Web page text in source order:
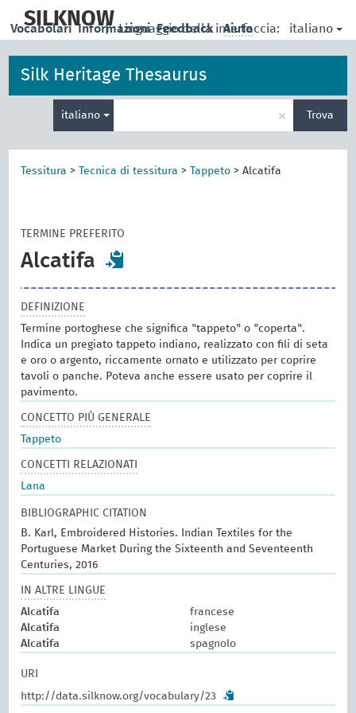
main
SILKNOW
| Linguaggio della interfaccia: italiano
Vocabolari Informazioni Feedback Aiuto
Silk Heritage Thesaurus
italiano
per
la
× Trova
Tessitura > Tecnica di tessitura > Tappeto >Alcatifa
TERMINE PREFERITO
Alcatifa
DEFINIZIONE
Termine portoghese che significa "tappeto" o "coperta".
Indica un pregiato tappeto indiano, realizzato con fili di seta
e oro o argento, riccamente ornato e utilizzato per coprire
tavoli o panche. Poteva anche essere usato per coprire il
pavimento.
CONCETTO PIÙ GENERALE
Tappeto
CONCETTI RELAZIONATI
Lana
BIBLIOGRAPHIC CITATION
B. Karl, Embroidered Histories. Indian Textiles for the
Portuguese Market During the Sixteenth and Seventeenth
Centuries, 2016
IN ALTRE LINGUE
Alcatifa
francese
Alcatifa
inglese
Alcatifa
spagnolo
URI
http://data.silknow.org/vocabulary/23